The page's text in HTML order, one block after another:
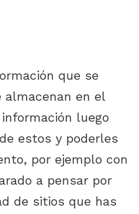
que se
almacenan en el
luego
estos y poderles
por ejemplo con
a pensar por
de sitios que has